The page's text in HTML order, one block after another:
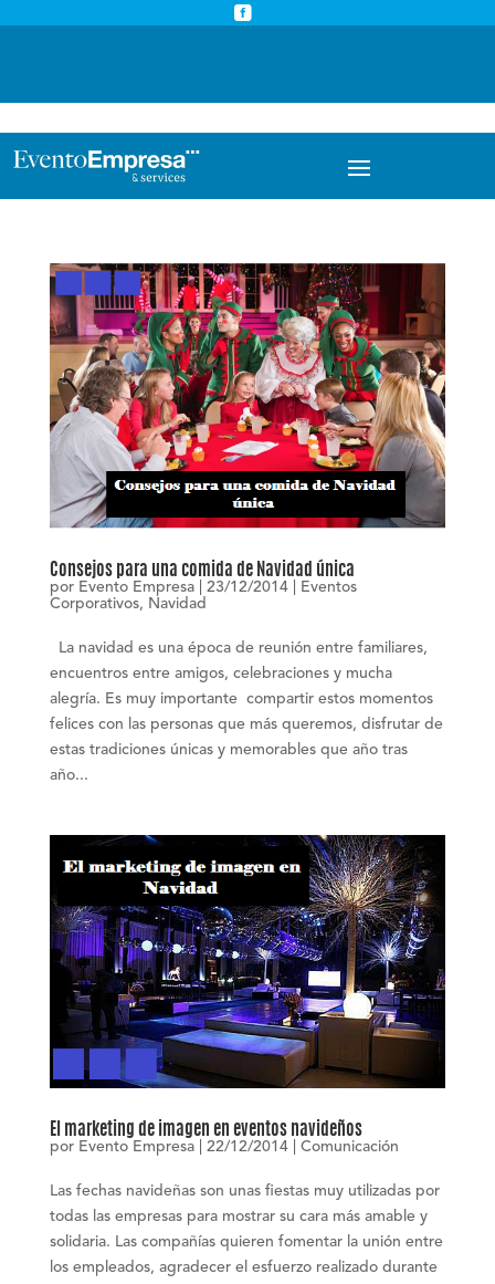

Consejos para una comida de Navidad única
por Evento Empresa| 23/12/2014|
Eventos
Corporativos, Navidad
La navidad es una época de reunión entre familiares,
encuentros entre amigos, celebraciones y mucha
alegría. Es muy importante compartir estos momentos
felices con las personas que más queremos, disfrutar de
estas tradiciones únicas y memorables que año tras
año...
El marketing de imagen en eventos navideños
por Evento Empresa| 22/12/2014| Comunicación
Las fechas navideñas son unas fiestas muy utilizadas por
todas las empresas para mostrar su cara más amable y
solidaria. Las compañías quieren fomentar la unión entre
los empleados, agradecer el esfuerzo realizado durante